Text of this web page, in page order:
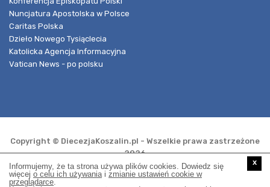
Nuncjatura Apostolska w Polsce
Caritas Polska
Dzieło Nowego Tysiąclecia
Katolicka Agencja Informacyjna
Vatican News - po polsku
Copyright © DiecezjaKoszalin.pl - Wszelkie prawa zastrzeżone
2026
Informujemy, że ta strona używa plików cookies. Dowiedz się
więcej o celu ich używaniai zmianie ustawień cookie w
przeglądarce.
x